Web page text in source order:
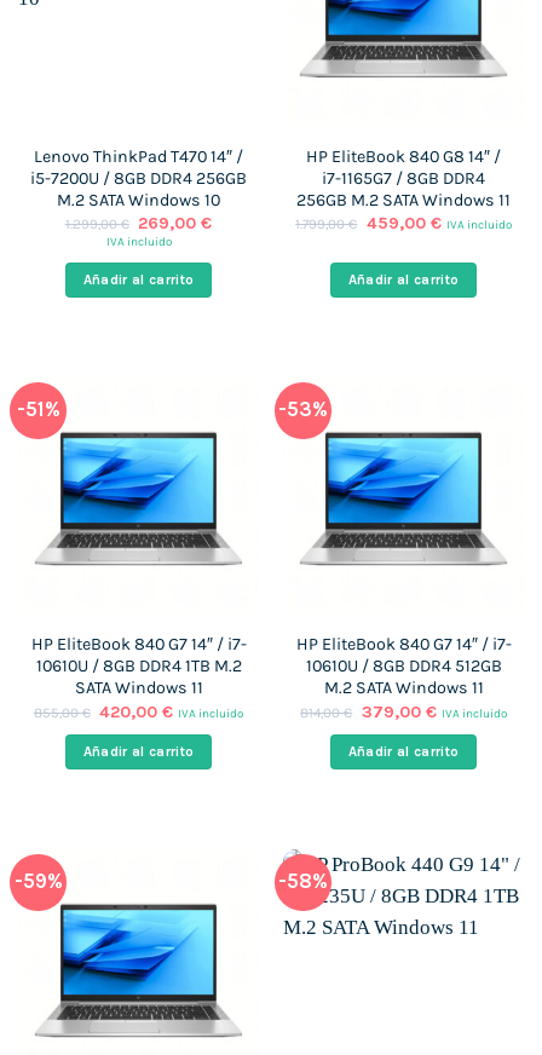
Lenovo ThinkPad T470 14″ /
i5-7200U / 8GB DDR4 256GB
M.2 SATA Windows 10
1.299,00€ El
precio
era:
1.299,00 €.
269,00€El
es:
269,00 €.
IVA incluido
Añadir al carrito
HP EliteBook 840 G8 14″ /
i7-1165G7 / 8GB DDR4
256GB M.2 SATA Windows 11
1.799,00€ El
era:
1.799,00 €.
459,00 €El
es:
459,00 €.
IVA incluido
Añadir al carrito
-51%
HP EliteBook 840 G7 14″ / i7-
10610U / 8GB DDR4 1TB M.2
SATA Windows 11
855,00€ El
original
era:
420,00€El
actual
es:
IVA incluido
Añadir al carrito
-53%
HP EliteBook 840 G7 14″ / i7-
10610U / 8GB DDR4 512GB
M.2 SATA Windows 11
814,00€ El
original
era:
379,00 €El
actual
es:
IVA incluido
Añadir al carrito
-59% -58%